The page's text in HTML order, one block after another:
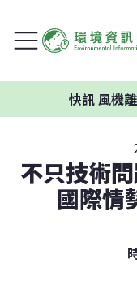
風機離聚
不只技術
國際情